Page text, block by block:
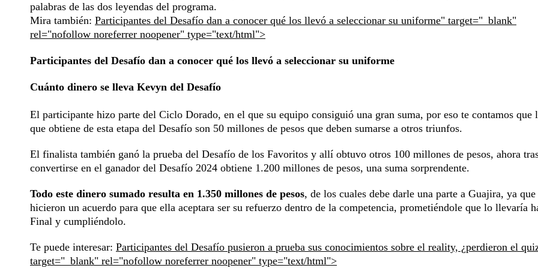
palabras de las dos leyendas del programa.
Mira también: Participantes del Desafío dan a conocer qué los llevó a seleccionar su uniforme" target="_blank"
rel="nofollow noreferrer noopener" type="text/html">
Participantes del Desafío dan a conocer qué los llevó a seleccionar su uniforme
Cuánto dinero se lleva Kevyn del Desafío
El participante hizo parte del Ciclo Dorado, en el que su equipo consiguió una gran suma, por eso te contamos que
que obtiene de esta etapa del Desafío son 50 millones de pesos que deben sumarse a otros triunfos.
El finalista también ganó la prueba del Desafío de los Favoritos y allí obtuvo otros 100 millones de pesos, ahora
convertirse en el ganador del Desafío 2024 obtiene 1.200 millones de pesos, una suma sorprendente.
Todo este dinero sumado resulta en 1.350 millones de pesos, de los cuales debe darle una parte a Guajira, ya que
hicieron un acuerdo para que ella aceptara ser su refuerzo dentro de la competencia, prometiéndole que lo llevaría
Final y cumpliéndolo.
Te puede interesar: Participantes del Desafío pusieron a prueba sus conocimientos sobre el reality, ¿perdieron el
target="_blank" rel="nofollow noreferrer noopener" type="text/html">